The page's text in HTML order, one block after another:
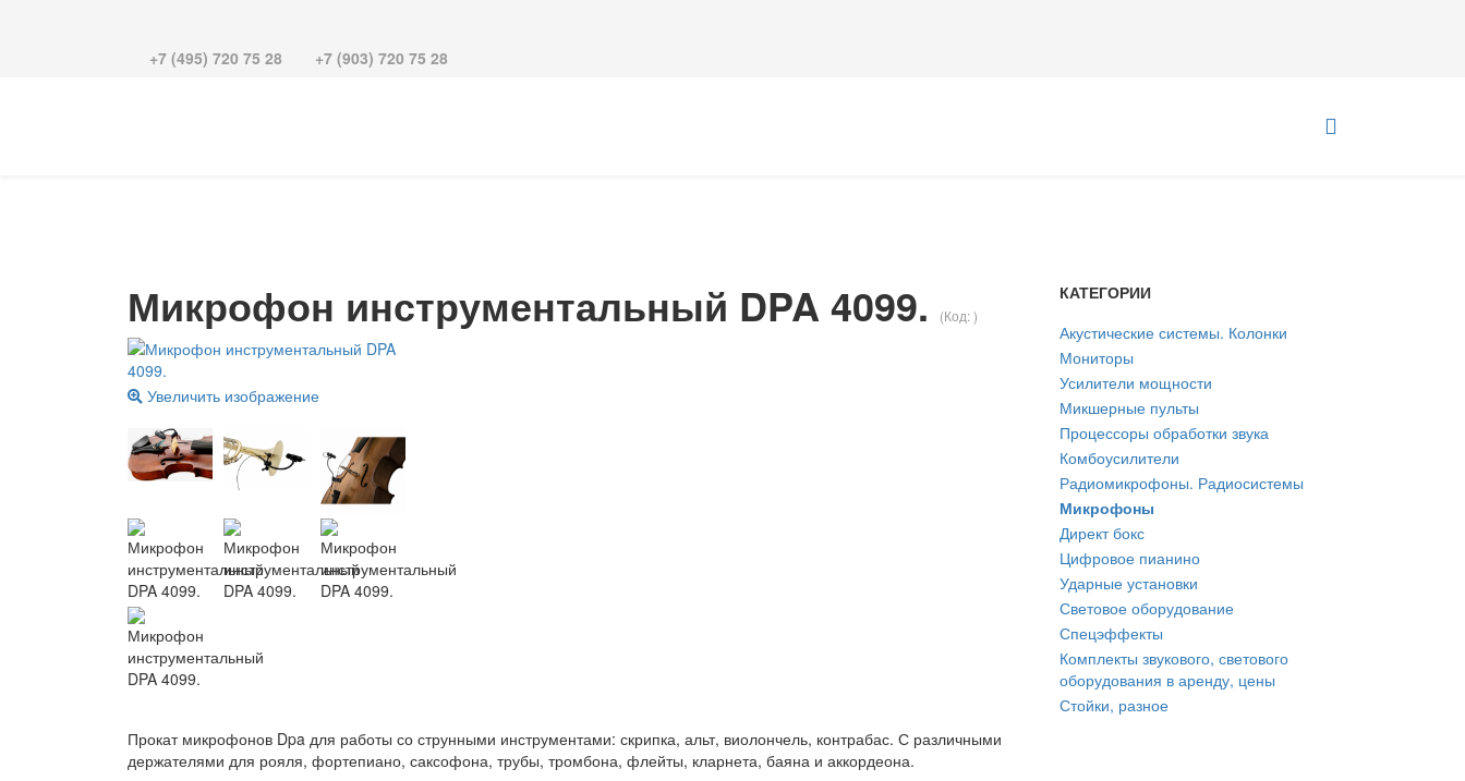
+7 (495) 720 75 28 +7 (903) 720 75 28
Микрофон инструментальный DPA 4099. (Код:)
Увеличить изображение
Прокат микрофонов Dpa для работы со струнными инструментами: скрипка, альт, виолончель, контрабас. С различными
держателями для рояля, фортепиано, саксофона, трубы, тромбона, флейты, кларнета, баяна и аккордеона.
КАТЕГОРИИ
Акустические системы. Колонки
Мониторы
Усилители мощности
Микшерные пульты
Процессоры обработки звука
Комбоусилители
Радиомикрофоны. Радиосистемы
Микрофоны
Директ бокс
Цифровое пианино
Ударные установки
Световое оборудование
Спецэффекты
Комплекты звукового, светового
оборудования в аренду, цены
Стойки, разное